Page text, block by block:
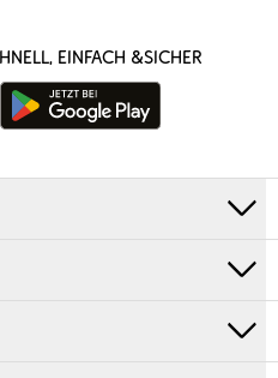
EINFACH &SICHER